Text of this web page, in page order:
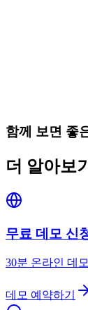
함께 보면 좋
더 알아보기
무료 데모 신
30분 온라인 데
데모 예약하기